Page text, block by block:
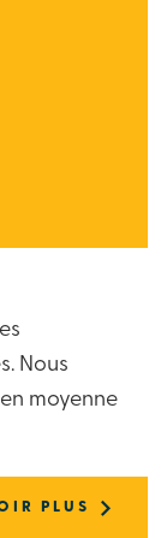
Nous
moyenne
PLUS